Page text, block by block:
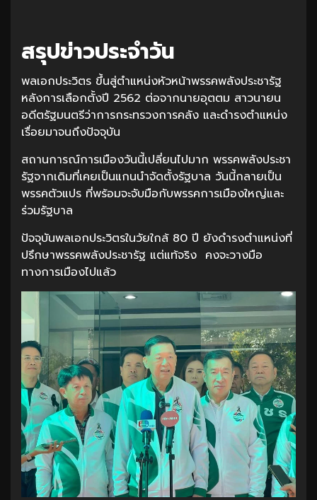
สรุปข่าวประจำวัน
พลเอกประวิตร ขึ้นสู่ตำแหน่งหัวหน้าพรรคพลังประชารัฐ
หลังการเลือกตั้งปี 2562 ต่อจากนายอุตตม สาวนายน
อดีตรัฐมนตรีว่าการกระทรวงการคลัง และดำรงตำแหน่ง
เรื่อยมาจนถึงปัจจุบัน
สถานการณ์การเมืองวันนี้เปลี่ยนไปมาก พรรคพลังประชา
รัฐจากเดิมที่เคยเป็นแกนนำจัดตั้งรัฐบาล วันนี้กลายเป็น
พรรคตัวแปร ที่พร้อมจะจับมือกับพรรคการเมืองใหญ่และ
ร่วมรัฐบาล
ปัจจุบันพลเอกประวิตรในวัยใกล้ 80 ปี ยังดำรงตำแหน่งที่
ปรึกษาพรรคพลังประชารัฐ แต่แท้จริง คงจะวางมือ
ทางการเมืองไปแล้ว